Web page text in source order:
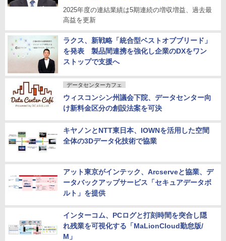
2025年度の連結業績は5期連続の増収増益、過去最
高益を更新
ラクス、新戦略「統合型ベストオブブリード」
を発表 製品間連携を強化し企業のDXをワン
ストップで支援へ
データセンターカフェ
ウィスコンシン州議会下院、データセンター向
け新料金区分の創設法案を可決
キヤノンとNTT東日本、IOWNを活用した空間
全体の3Dデータ化技術で協業
アット東京がインテック、Arcserveと協業、デ
ータバックアップサービス「セキュアデータボ
ルト」を提供
インターコム、PCログと打刻時間を突合し隠
れ残業を可視化する「MaLionCloud勤怠版/
M」